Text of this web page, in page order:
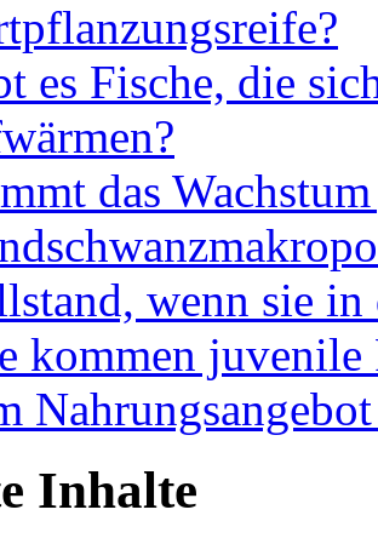
es Fische, die
das
wenn sie
kommen juvenile
Inhalte